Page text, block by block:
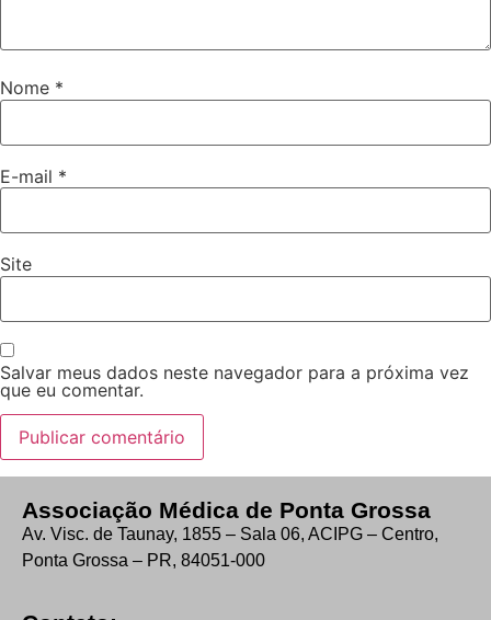
Nome *
E-mail *
Site
Salvar meus dados neste navegador para a próxima vez
que eu comentar.
Associação Médica de Ponta Grossa
Av. Visc. de Taunay, 1855 – Sala 06, ACIPG – Centro,
Ponta Grossa – PR, 84051-000